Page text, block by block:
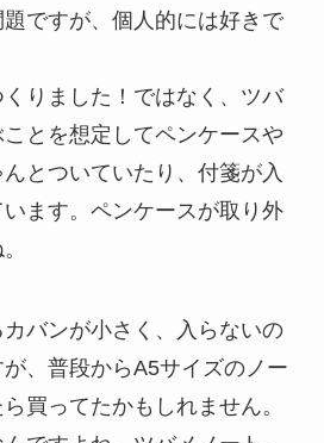
ですが、個人的には好きで
りました！ではなく、ツバ
とを想定してペンケースや
とついていたり、付箋が入
ます。ペンケースが取り外
バンが小さく、入らないの
、普段からA5サイズのノー
買ってたかもしれません。